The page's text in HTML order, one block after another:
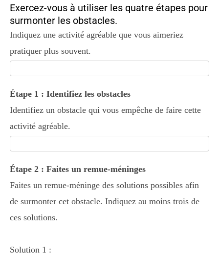
Exercez-vous à utiliser les quatre étapes pour
surmonter les obstacles.
M7:
Surmonter
les
obstacles
Indiquez une activité agréable que vous aimeriez
pratiquer plus souvent.
Étape 1 : Identifiez les obstacles
Identifiez un obstacle qui vous empêche de faire cette
activité agréable.
Étape 2 : Faites un remue-méninges
Faites un remue-méninge des solutions possibles afin
de surmonter cet obstacle. Indiquez au moins trois de
ces solutions.
Solution 1 :